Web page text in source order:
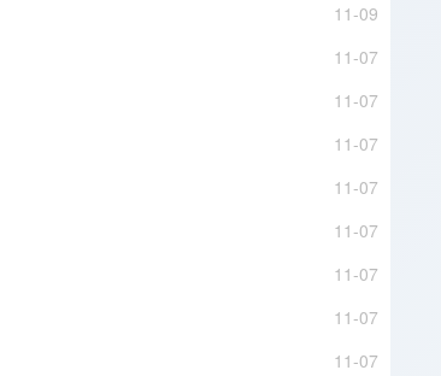
11-09
11-07
11-07
11-07
11-07
11-07
11-07
11-07
11-07